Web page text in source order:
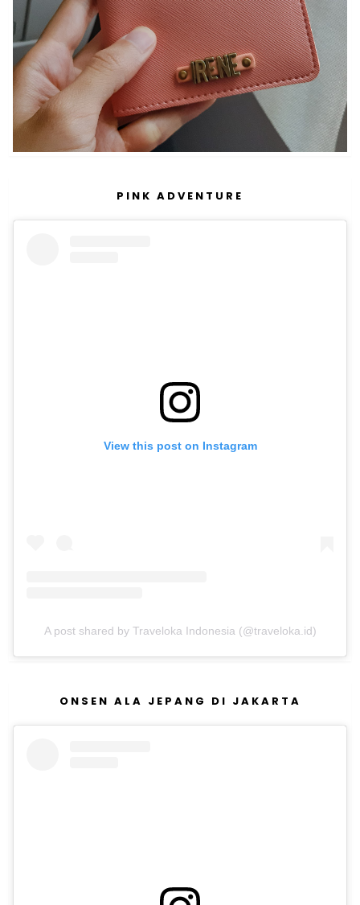
PINK ADVENTURE
View this post on Instagram
A post shared by Traveloka Indonesia (@traveloka.id)
ONSEN ALA JEPANG DI JAKARTA